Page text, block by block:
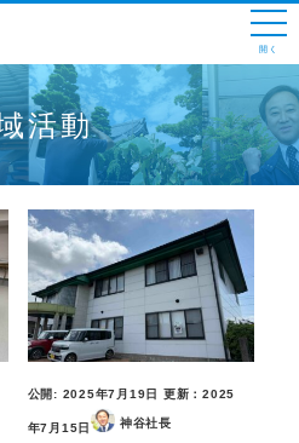
活動
公開: 2025年7月19日 更新：2025
年7月15日 神谷社長